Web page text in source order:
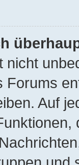
nicht
Forums
Auf